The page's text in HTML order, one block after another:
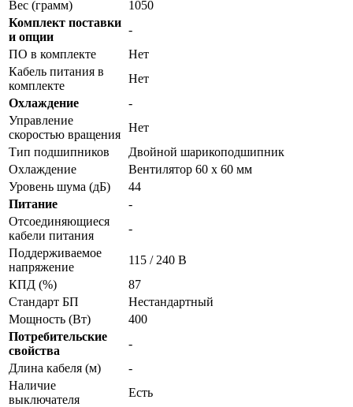
Вес (грамм)
1050
Комплект поставки
и опции
-
ПО в комплекте
Нет
Кабель питания в
комплекте
Нет
Охлаждение
-
Управление
скоростью вращения
Нет
Тип подшипников
Двойной шарикоподшипник
Охлаждение
Вентилятор 60 x 60 мм
Уровень шума (дБ)
44
Питание
-
Отсоединяющиеся
кабели питания
-
Поддерживаемое
напряжение
115 / 240 В
КПД (%)
87
Стандарт БП
Нестандартный
Мощность (Вт)
400
Потребительские
свойства
-
Длина кабеля (м)
-
Наличие
выключателя
Есть